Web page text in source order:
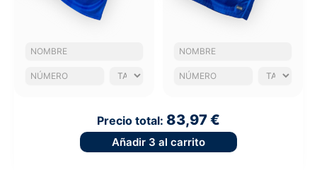
Precio total: 83,97 €
Añadir 3 al carrito